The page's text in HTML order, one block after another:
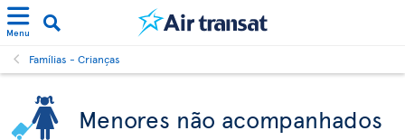
Menu
Famílias - Crianças
Menores não acompanhados